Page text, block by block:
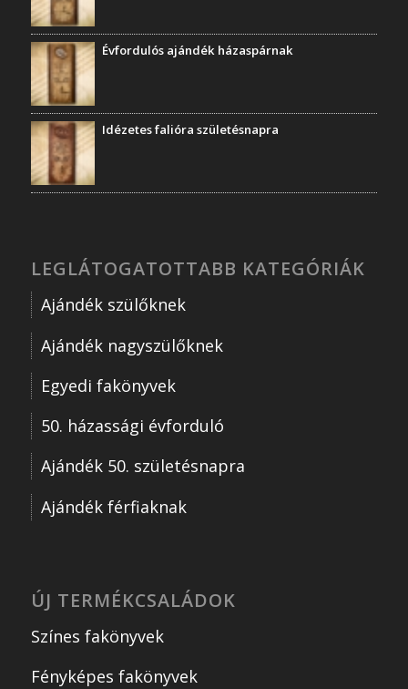
Évfordulós ajándék házaspárnak
Idézetes falióra születésnapra
LEGLÁTOGATOTTABB KATEGÓRIÁK
Ajándék szülőknek
Ajándék nagyszülőknek
Egyedi fakönyvek
50. házassági évforduló
Ajándék 50. születésnapra
Ajándék férfiaknak
ÚJ TERMÉKCSALÁDOK
Színes fakönyvek
Fényképes fakönyvek